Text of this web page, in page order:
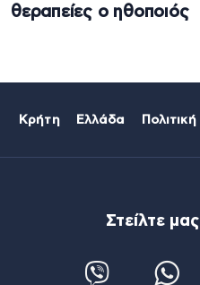
θεραπείες ο ηθοποιός
Κρήτη Ελλάδα Πολιτική
Στείλτε